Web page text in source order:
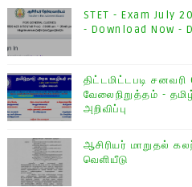
STET - Exam July
- Download Now -
திட்டமிட்டபடி
வேலைநிறுத்தம் -
அறிவிப்பு
ஆசிரியர் மாறுதல்
வெளியீடு